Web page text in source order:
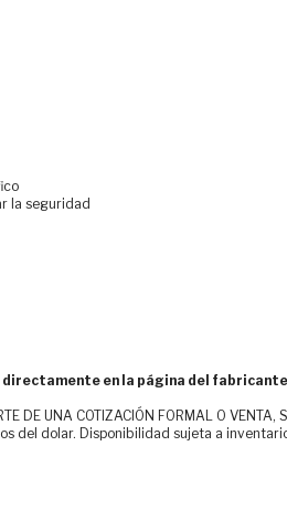
la seguridad
en la página del
DE UNA COTIZACIÓN FORMAL O
del dolar. Disponibilidad sujeta a